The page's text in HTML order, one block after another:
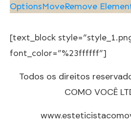
OptionsMoveRemove
[text_block
font_color=”%23ffffff”]
Todos os direitos
COMO VOCÊ